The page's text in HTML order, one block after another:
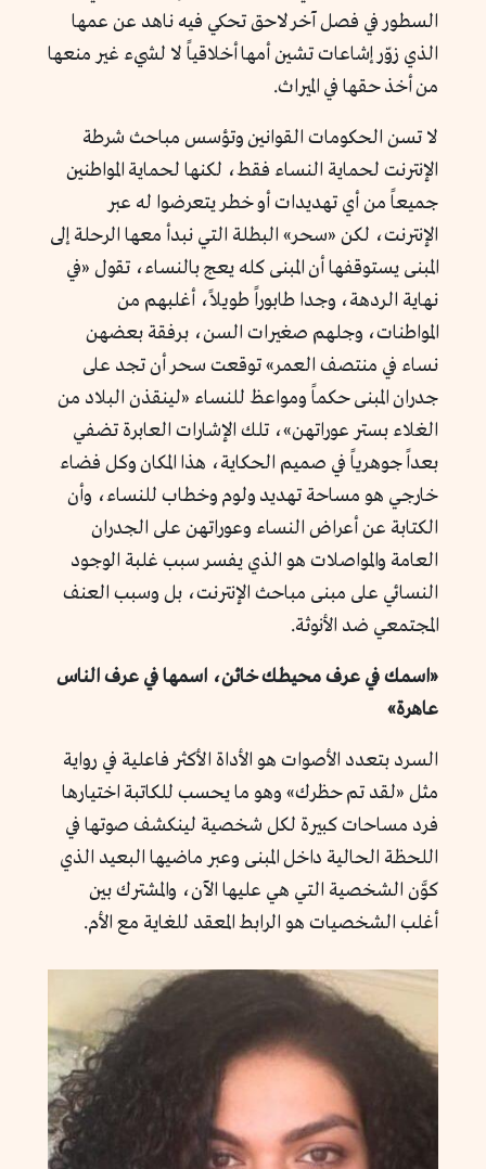
السطور في فصل آخر لاحق تحكي فيه ناهد عن عمها
الذي زوّر إشاعات تشين أمها أخلاقياً لا لشيء غير منعها
من أخذ حقها في الميراث.
لا تسن الحكومات القوانين وتؤسس مباحث شرطة
الإنترنت لحماية النساء فقط، لكنها لحماية المواطنين
جميعاً من أي تهديدات أو خطر يتعرضوا له عبر
الإنترنت، لكن «سحر» البطلة التي نبدأ معها الرحلة إلى
المبنى يستوقفها أن المبنى كله يعج بالنساء، تقول «في
نهاية الردهة، وجدا طابوراً طويلاً، أغلبهم من
المواطنات، وجلهم صغيرات السن، برفقة بعضهن
نساء في منتصف العمر» توقعت سحر أن تجد على
جدران المبنى حكماً ومواعظ للنساء «لينقذن البلاد من
الغلاء بستر عوراتهن»، تلك الإشارات العابرة تضفي
بعداً جوهرياً في صميم الحكاية، هذا المكان وكل فضاء
خارجي هو مساحة تهديد ولوم وخطاب للنساء، وأن
الكتابة عن أعراض النساء وعوراتهن على الجدران
العامة والمواصلات هو الذي يفسر سبب غلبة الوجود
النسائي على مبنى مباحث الإنترنت، بل وسبب العنف
المجتمعي ضد الأنوثة.
«اسمك في عرف محيطك خائن، اسمها في عرف الناس
عاهرة»
السرد بتعدد الأصوات هو الأداة الأكثر فاعلية في رواية
مثل «لقد تم حظرك» وهو ما يحسب للكاتبة اختيارها
فرد مساحات كبيرة لكل شخصية لينكشف صوتها في
اللحظة الحالية داخل المبنى وعبر ماضيها البعيد الذي
كوَّن الشخصية التي هي عليها الآن، والمشترك بين
أغلب الشخصيات هو الرابط المعقد للغاية مع الأم.